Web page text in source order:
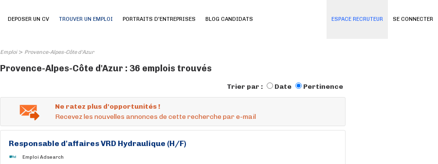
SE CONNECTER
DEPOSER UN CV TROUVER UN EMPLOI PORTRAITS D'ENTREPRISES BLOG CANDIDATS ESPACE RECRUTEUR
Emploi> Provence-Alpes-Côte d'Azur
Provence-Alpes-Côte d'Azur : 36 emplois trouvés
Trier par : Date Pertinence
Ne ratez plus d'opportunités !
Recevez les nouvelles annonces de cette recherche par e-mail
Responsable d'affaires VRD Hydraulique (H/F)
Emploi Adsearch